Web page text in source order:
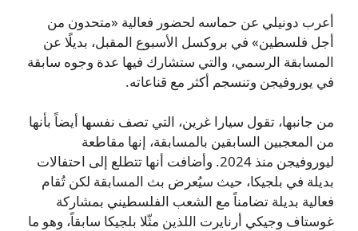
أعرب دونيلي عن حماسه لحضور فعالية «متحدون من
أجل فلسطين» في بروكسل الأسبوع المقبل، بديلًا عن
المسابقة الرسمي، والتي ستشارك فيها عدة وجوه سابقة
في يوروفيجن وتنسجم أكثر مع قناعاته.
من جانبها، تقول سيارا غرين، التي تصف نفسها أيضاً بأنها
من المعجبين السابقين بالمسابقة، إنها مقاطعة
ليوروفيجن منذ 2024. وأضافت أنها تتطلع إلى احتفالات
بديلة في بلجيكا، حيث سيُعرض بث المسابقة لكن تُقام
فعالية بديلة تضامناً مع الشعب الفلسطيني بمشاركة
غوستاف وجيكي أرنايرت اللذين مثّلا بلجيكا سابقاً، وهو ما